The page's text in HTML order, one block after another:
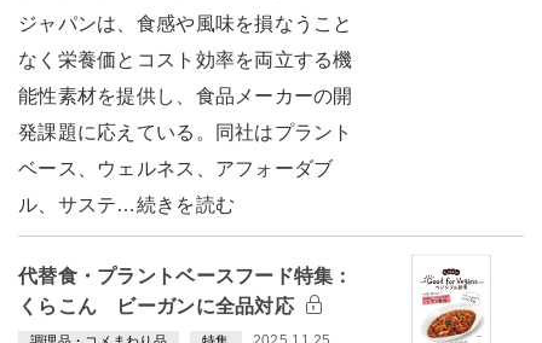
ジャパンは、食感や風味を損なうこと
なく栄養価とコスト効率を両立する機
能性素材を提供し、食品メーカーの開
発課題に応えている。同社はプラント
ベース、ウェルネス、アフォーダブ
ル、サステ…続きを読む
代替食・プラントベースフード特集：
くらこん ビーガンに全品対応